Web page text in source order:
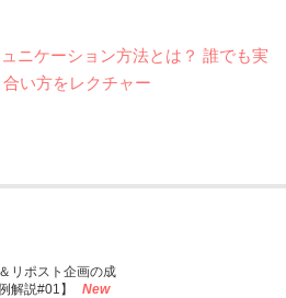
ニケーション方法とは？ 誰でも実
い方をレクチャー
リポスト企画の成
解説#01】
New